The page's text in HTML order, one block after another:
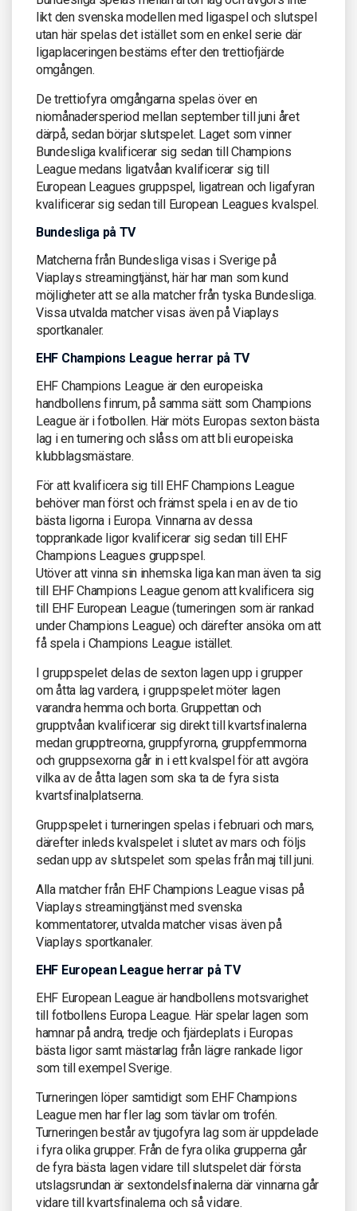
likt den svenska modellen med ligaspel och slutspel
utan här spelas det istället som en enkel serie där
ligaplaceringen bestäms efter den trettiofjärde
omgången.
De trettiofyra omgångarna spelas över en
niomånadersperiod mellan september till juni året
därpå, sedan börjar slutspelet. Laget som vinner
Bundesliga kvalificerar sig sedan till Champions
League medans ligatvåan kvalificerar sig till
European Leagues gruppspel, ligatrean och ligafyran
kvalificerar sig sedan till European Leagues kvalspel.
Bundesliga på TV
Matcherna från Bundesliga visas i Sverige på
Viaplays streamingtjänst, här har man som kund
möjligheter att se alla matcher från tyska Bundesliga.
Vissa utvalda matcher visas även på Viaplays
sportkanaler.
EHF Champions League herrar på TV
EHF Champions League är den europeiska
handbollens finrum, på samma sätt som Champions
League är i fotbollen. Här möts Europas sexton bästa
lag i en turnering och slåss om att bli europeiska
klubblagsmästare.
För att kvalificera sig till EHF Champions League
behöver man först och främst spela i en av de tio
bästa ligorna i Europa. Vinnarna av dessa
topprankade ligor kvalificerar sig sedan till EHF
Champions Leagues gruppspel.
Utöver att vinna sin inhemska liga kan man även ta sig
till EHF Champions League genom att kvalificera sig
till EHF European League (turneringen som är rankad
under Champions League) och därefter ansöka om att
få spela i Champions League istället.
I gruppspelet delas de sexton lagen upp i grupper
om åtta lag vardera, i gruppspelet möter lagen
varandra hemma och borta. Gruppettan och
grupptvåan kvalificerar sig direkt till kvartsfinalerna
medan grupptreorna, gruppfyrorna, gruppfemmorna
och gruppsexorna går in i ett kvalspel för att avgöra
vilka av de åtta lagen som ska ta de fyra sista
kvartsfinalplatserna.
Gruppspelet i turneringen spelas i februari och mars,
därefter inleds kvalspelet i slutet av mars och följs
sedan upp av slutspelet som spelas från maj till juni.
Alla matcher från EHF Champions League visas på
Viaplays streamingtjänst med svenska
kommentatorer, utvalda matcher visas även på
Viaplays sportkanaler.
EHF European League herrar på TV
EHF European League är handbollens motsvarighet
till fotbollens Europa League. Här spelar lagen som
hamnar på andra, tredje och fjärdeplats i Europas
bästa ligor samt mästarlag från lägre rankade ligor
som till exempel Sverige.
Turneringen löper samtidigt som EHF Champions
League men har fler lag som tävlar om trofén.
Turneringen består av tjugofyra lag som är uppdelade
i fyra olika grupper. Från de fyra olika grupperna går
de fyra bästa lagen vidare till slutspelet där första
utslagsrundan är sextondelsfinalerna där vinnarna går
vidare till kvartsfinalerna och så vidare.